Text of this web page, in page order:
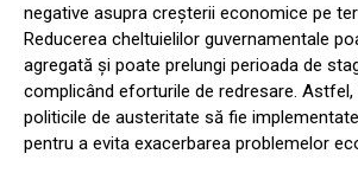
negative asupra creșterii economice pe
Reducerea cheltuielilor guvernamentale
agregată și poate prelungi perioada de
complicând eforturile de redresare.
politicile de austeritate să fie
pentru a evita exacerbarea problemelor